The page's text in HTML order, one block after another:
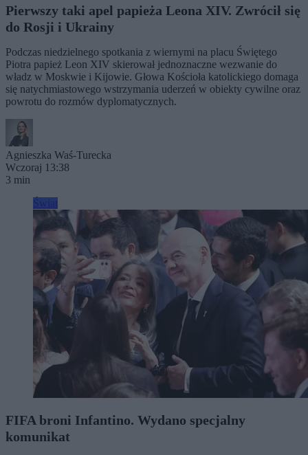
Pierwszy taki apel papieża Leona XIV. Zwrócił się
do Rosji i Ukrainy
Podczas niedzielnego spotkania z wiernymi na placu Świętego
Piotra papież Leon XIV skierował jednoznaczne wezwanie do
władz w Moskwie i Kijowie. Głowa Kościoła katolickiego domaga
się natychmiastowego wstrzymania uderzeń w obiekty cywilne oraz
powrotu do rozmów dyplomatycznych.
Agnieszka Waś-Turecka
Wczoraj 13:38
3 min
FIFA broni Infantino. Wydano specjalny
komunikat